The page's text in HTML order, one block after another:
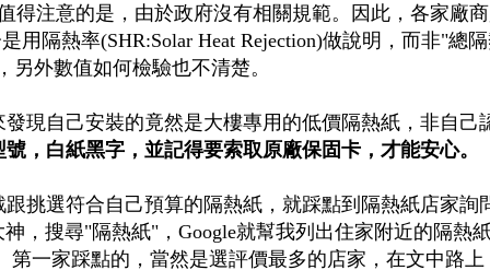
得注意的是，由於政府沒有相關規範。因此，各家廠
用隔熱率(SHR:Solar Heat Rejection)做說明，而非"總
外數值如何檢驗也不清楚。
現自己安裝的竟然是大樓專用的低價隔熱紙，非自己
，白紙黑字，並記得要索取原廠保固卡，才能安心。
挑選符合自己預算的隔熱紙，就踩點到隔熱紙店家詢
，搜尋"隔熱紙"，Google就幫我列出住家附近的隔熱
第一家踩點的，當然是選評價最多的店家，在文中路上